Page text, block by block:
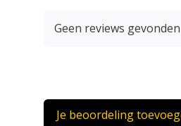
Geen reviews gevonden
Je beoordeling